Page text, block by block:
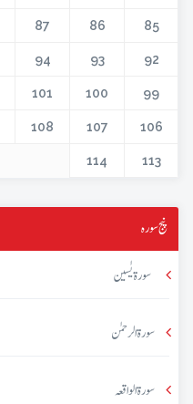
85
86
87
92
93
94
99
100
101
106
107
108
113
114
پنج سورہ
سورۃ یٰسین
سورۃ الرحمٰن
سورۃ الواقعہ